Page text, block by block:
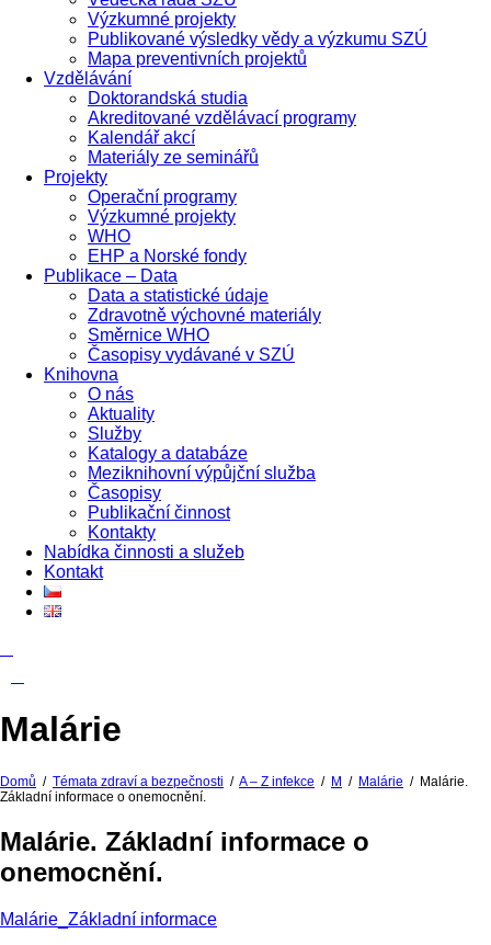
Výzkumné projekty
Publikované výsledky vědy a výzkumu SZÚ
Mapa preventivních projektů
Vzdělávání
Doktorandská studia
Akreditované vzdělávací programy
Kalendář akcí
Materiály ze seminářů
Projekty
Operační programy
Výzkumné projekty
WHO
EHP a Norské fondy
Publikace – Data
Data a statistické údaje
Zdravotně výchovné materiály
Směrnice WHO
Časopisy vydávané v SZÚ
Knihovna
O nás
Aktuality
Služby
Katalogy a databáze
Meziknihovní výpůjční služba
Časopisy
Publikační činnost
Kontakty
Nabídka činnosti a služeb
Kontakt
Malárie
Domů / Témata zdraví a bezpečnosti / A – Z infekce / M / Malárie / Malárie.
Základní informace o onemocnění.
Malárie. Základní informace o
onemocnění.
Malárie_Základní informace